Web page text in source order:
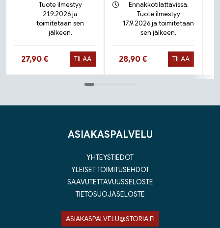
Tuote ilmestyy
21.9.2026 ja
toimitetaan sen
jälkeen.
Hinta nyt
27,90 € TILAA
Ennakkotilattavissa.
Tuote ilmestyy
17.9.2026 ja toimitetaan
sen jälkeen.
Hinta nyt
28,90 € TILAA
ASIAKASPALVELU
YHTEYSTIEDOT
YLEISET TOIMITUSEHDOT
SAAVUTETTAVUUSSELOSTE
TIETOSUOJASELOSTE
ASIAKASPALVELU@STORIA.FI